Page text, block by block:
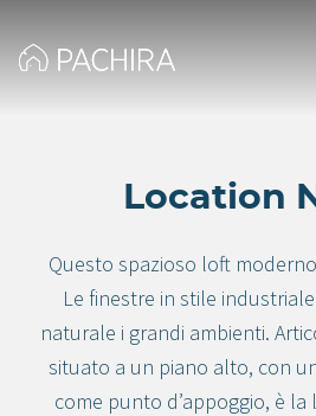
Location
Questo spazioso loft
Le finestre in stile
naturale i grandi ambienti.
situato a un piano alto, con
come punto d’appoggio, è